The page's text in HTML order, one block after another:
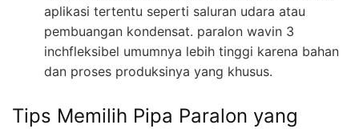
aplikasi tertentu seperti saluran udara atau
pembuangan kondensat. paralon wavin 3
inchfleksibel umumnya lebih tinggi karena bahan
dan proses produksinya yang khusus.
Tips Memilih Pipa Paralon yang